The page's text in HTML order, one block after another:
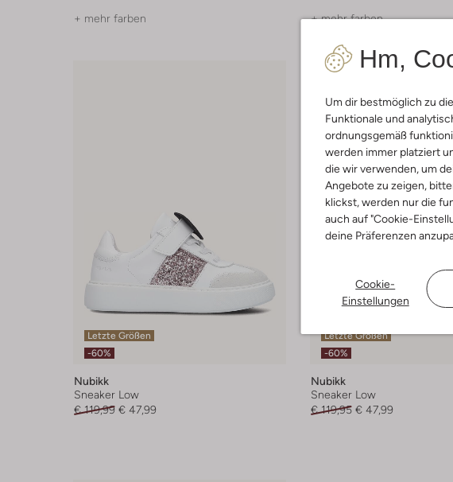
Hm,
Um dir bestmöglich zu
Funktionale und
ordnungsgemäß
werden immer platziert
die wir verwenden, um
Angebote zu zeigen,
klickst, werden nur die
auch auf "Cookie-
deine Präferenzen
Cookie-
Einstellungen
+ mehr farben + mehr farben
Letzte Größen
-60%
Nubikk
Sneaker Low
€ 119,99 € 47,99
Letzte Größen
-60%
Nubikk
Sneaker Low
€ 119,95 € 47,99